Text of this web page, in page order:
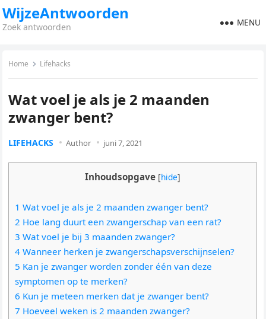
WijzeAntwoorden
Zoek antwoorden MENU
Home Lifehacks
Wat voel je als je 2 maanden
zwanger bent?
LIFEHACKS Author juni 7, 2021
Inhoudsopgave [hide]
1 Wat voel je als je 2 maanden zwanger bent?
2 Hoe lang duurt een zwangerschap van een rat?
3 Wat voel je bij 3 maanden zwanger?
4 Wanneer herken je zwangerschapsverschijnselen?
5 Kan je zwanger worden zonder één van deze
symptomen op te merken?
6 Kun je meteen merken dat je zwanger bent?
7 Hoeveel weken is 2 maanden zwanger?